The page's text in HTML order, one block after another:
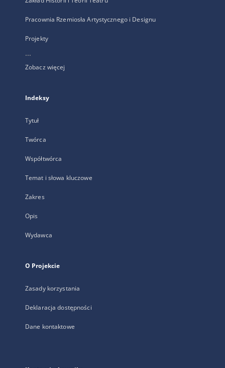
Pracownia Rzemiosła Artystycznego i Designu
Projekty
...
Zobacz więcej
Indeksy
Tytuł
Twórca
Współtwórca
Temat i słowa kluczowe
Zakres
Opis
Wydawca
O Projekcie
Zasady korzystania
Deklaracja dostępności
Dane kontaktowe